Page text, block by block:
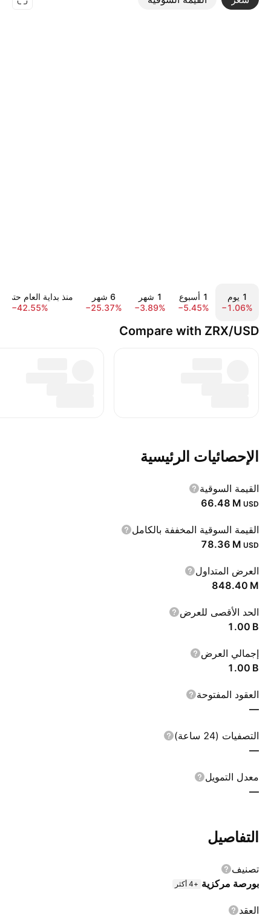
‎‎1‎ يوم
−1.06%
‎1‎ أسبوع
−5.45%
‎1‎ شهر
−3.89%
‎6‎ شهر
−25.37%
منذ بداية العام حتى
−42.55%
Compare with ZRX/USD
الإحصائيات الرئيسية
القيمة السوقية
‪66.48 M‬ USD
القيمة السوقية المخففة بالكامل
‪78.36 M‬ USD
العرض المتداول
‪848.40 M‬
الحد الأقصى للعرض
‪1.00 B‬
إجمالي العرض
‪1.00 B‬
العقود المفتوحة
—
التصفيات (24 ساعة)
—
معدل التمويل
—
التفاصيل
تصنيف
بورصة مركزية +4 أكثر
العقد